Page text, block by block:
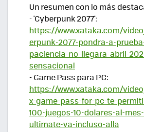
Un resumen con lo más
- 'Cyberpunk 2077':
https://www.xataka.com/
erpunk-2077-pondra-a-
paciencia-no-llegara-abril-
sensacional
- Game Pass para PC:
https://www.xataka.com/
x-game-pass-for-pc-te-
100-juegos-10-dolares-al-
ultimate-va-incluso-alla